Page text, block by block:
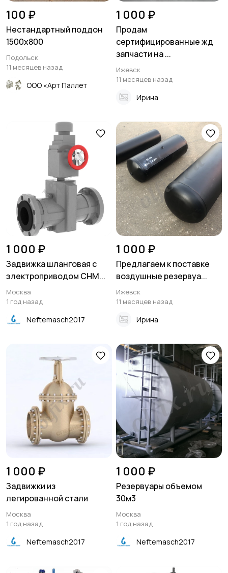
100 ₽
Нестандартный поддон
1500х800
Подольск
11 месяцев назад
ООО «Арт Паллет
1 000 ₽
Продам
сертифицированные жд
запчасти на ...
Ижевск
11 месяцев назад
Ирина
1 000 ₽
Задвижка шланговая с
электроприводом СНМ...
Москва
1 год назад
Neftemasch2017
1 000 ₽
Предлагаем к поставке
воздушные резервуа...
Ижевск
11 месяцев назад
Ирина
1 000 ₽
Задвижки из
легированной стали
Москва
1 год назад
Neftemasch2017
1 000 ₽
Резервуары объемом
30м3
Москва
1 год назад
Neftemasch2017